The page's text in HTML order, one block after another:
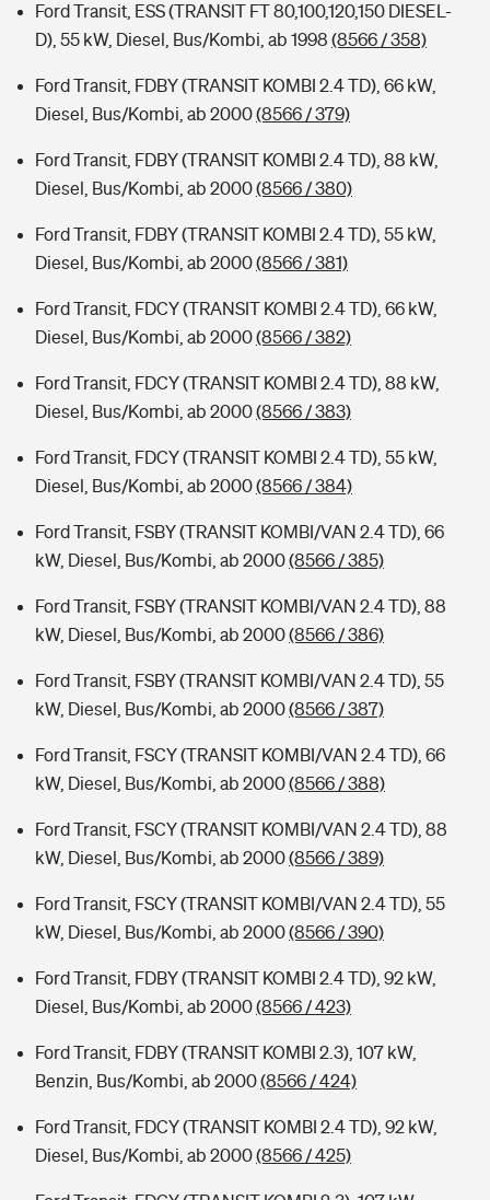
Ford Transit, ESS (TRANSIT FT 80,100,120,150 DIESEL-
D), 55 kW, Diesel, Bus/Kombi, ab 1998 (8566 / 358)
Ford Transit, FDBY (TRANSIT KOMBI 2.4 TD), 66 kW,
Diesel, Bus/Kombi, ab 2000(8566 / 379)
Ford Transit, FDBY (TRANSIT KOMBI 2.4 TD), 88 kW,
Diesel, Bus/Kombi, ab 2000(8566 / 380)
Ford Transit, FDBY (TRANSIT KOMBI 2.4 TD), 55 kW,
Diesel, Bus/Kombi, ab 2000(8566 / 381)
Ford Transit, FDCY (TRANSIT KOMBI 2.4 TD), 66 kW,
Diesel, Bus/Kombi, ab 2000(8566 / 382)
Ford Transit, FDCY (TRANSIT KOMBI 2.4 TD), 88 kW,
Diesel, Bus/Kombi, ab 2000(8566 / 383)
Ford Transit, FDCY (TRANSIT KOMBI 2.4 TD), 55 kW,
Diesel, Bus/Kombi, ab 2000(8566 / 384)
Ford Transit, FSBY (TRANSIT KOMBI/VAN 2.4 TD), 66
kW, Diesel, Bus/Kombi, ab 2000(8566 / 385)
Ford Transit, FSBY (TRANSIT KOMBI/VAN 2.4 TD), 88
kW, Diesel, Bus/Kombi, ab 2000(8566 / 386)
Ford Transit, FSBY (TRANSIT KOMBI/VAN 2.4 TD), 55
kW, Diesel, Bus/Kombi, ab 2000(8566 / 387)
Ford Transit, FSCY (TRANSIT KOMBI/VAN 2.4 TD), 66
kW, Diesel, Bus/Kombi, ab 2000(8566 / 388)
Ford Transit, FSCY (TRANSIT KOMBI/VAN 2.4 TD), 88
kW, Diesel, Bus/Kombi, ab 2000(8566 / 389)
Ford Transit, FSCY (TRANSIT KOMBI/VAN 2.4 TD), 55
kW, Diesel, Bus/Kombi, ab 2000(8566 / 390)
Ford Transit, FDBY (TRANSIT KOMBI 2.4 TD), 92 kW,
Diesel, Bus/Kombi, ab 2000(8566 / 423)
Ford Transit, FDBY (TRANSIT KOMBI 2.3), 107 kW,
Benzin, Bus/Kombi, ab 2000(8566 / 424)
Ford Transit, FDCY (TRANSIT KOMBI 2.4 TD), 92 kW,
Diesel, Bus/Kombi, ab 2000(8566 / 425)